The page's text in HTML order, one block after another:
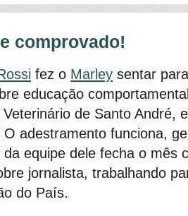
comprovado!
fez o Marley sentar
educação
Veterinário de Santo André,
adestramento funciona,
da equipe dele fecha o mês
jornalista, trabalhando
do País.